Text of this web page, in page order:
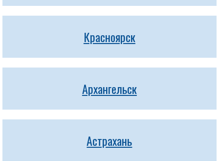
Красноярск
Архангельск
Астрахань